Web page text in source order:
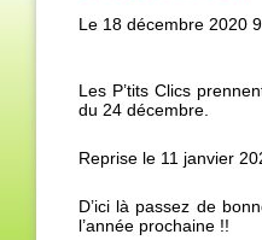
Producteur
Le 18 décembre 2020
Les P’tits Clics
du 24 décembre.
Reprise le 11 janvier
D’ici là passez de
l’année prochaine !!